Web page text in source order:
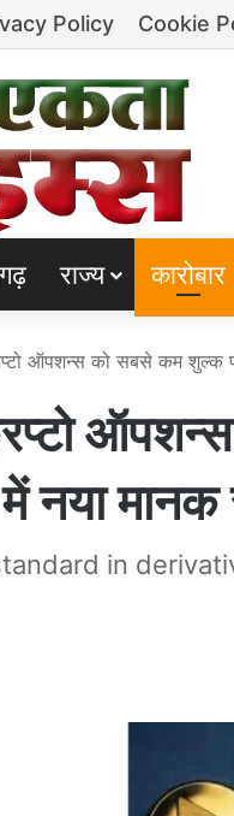
Policy Cookie
राज्य कारोबार
ऑपशन्स को सबसे कम शुल्क
नया मानक
in